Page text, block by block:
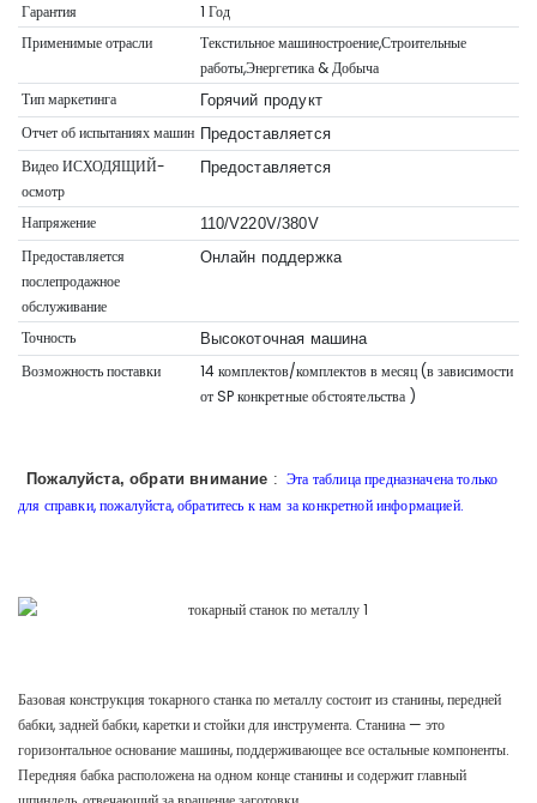
Гарантия
1 Год
Применимые отрасли
Текстильное машиностроение,Строительные
работы,Энергетика & Добыча
Тип маркетинга
Горячий продукт
Отчет об испытаниях машин Предоставляется
Видео ИСХОДЯЩИЙ-
осмотр
Предоставляется
Напряжение 110/V220V/380V
Предоставляется
послепродажное
обслуживание
Онлайн поддержка
Точность Высокоточная машина
Возможность поставки
14 комплектов/комплектов в месяц (в зависимости
от SPконкретные обстоятельства )
Пожалуйста, обрати внимание : Эта таблица предназначена только
для справки, пожалуйста, обратитесь к нам за конкретной информацией.
Базовая конструкция токарного станка по металлу состоит из станины, передней
бабки, задней бабки, каретки и стойки для инструмента. Станина — это
горизонтальное основание машины, поддерживающее все остальные компоненты.
Передняя бабка расположена на одном конце станины и содержит главный